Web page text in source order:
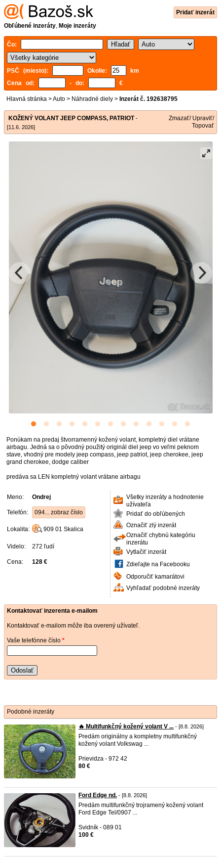
Pridať inzerát
Obľúbené inzeráty, Moje inzeráty
Čo:
PSČ (miesto): Okolie:
km
Cena od:
- do: €
Hlavná stránka >Auto > Náhradné diely > Inzerát č. 192638795
KOŽENÝ VOLANT JEEP COMPASS, PATRIOT-
[11.6. 2026]
Zmazať/ Upraviť/
Topovať
Ponúkam na predaj štvorramenný kožený volant, kompletný diel vrátane
airbagu. Jedná sa o pôvodný použitý originál diel jeep vo veľmi peknom
stave, vhodný pre modely jeep compass, jeep patriot, jeep cherokee, jeep
grand cherokee, dodge caliber
predáva sa LEN kompletný volant vrátane airbagu
Meno: Ondrej
Telefón: 094... zobraz číslo
Lokalita: 909 01 Skalica
Videlo: 272 ľudí
Cena: 128 €
Všetky inzeráty a hodnotenie
užívateľa
Pridať do obľúbených
Označiť zlý inzerát
Označiť chybnú kategóriu
inzerátu
Vytlačiť inzerát
Zdieľajte na Facebooku
Odporučiť kamarátovi
Vyhľadať podobné inzeráty
Kontaktovať inzerenta e-mailom
Kontaktovať e-mailom môže iba overený užívateľ.
Vaše telefónne číslo *
Odoslať
Podobné inzeráty
🔥 Multifunkčný kožený volant V ... - [8.8. 2026]
Predám originálny a kompletny multifunkčný
kožený volant Volkswag ...
Prievidza - 972 42
80 €
Ford Edge nd. - [8.8. 2026]
Predám multifunkčný trojramený kožený volant
Ford Edge Tel/0907 ...
Svidník - 089 01
100 €